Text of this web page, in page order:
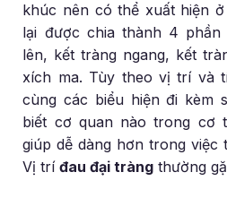
khúc nên có thể xuất hiện
lại được chia thành 4
lên, kết tràng ngang, kết
xích ma. Tùy theo vị trí và
cùng các biểu hiện đi kèm
biết cơ quan nào trong cơ
giúp dễ dàng hơn trong việc
Vị tríđau đại tràng thường